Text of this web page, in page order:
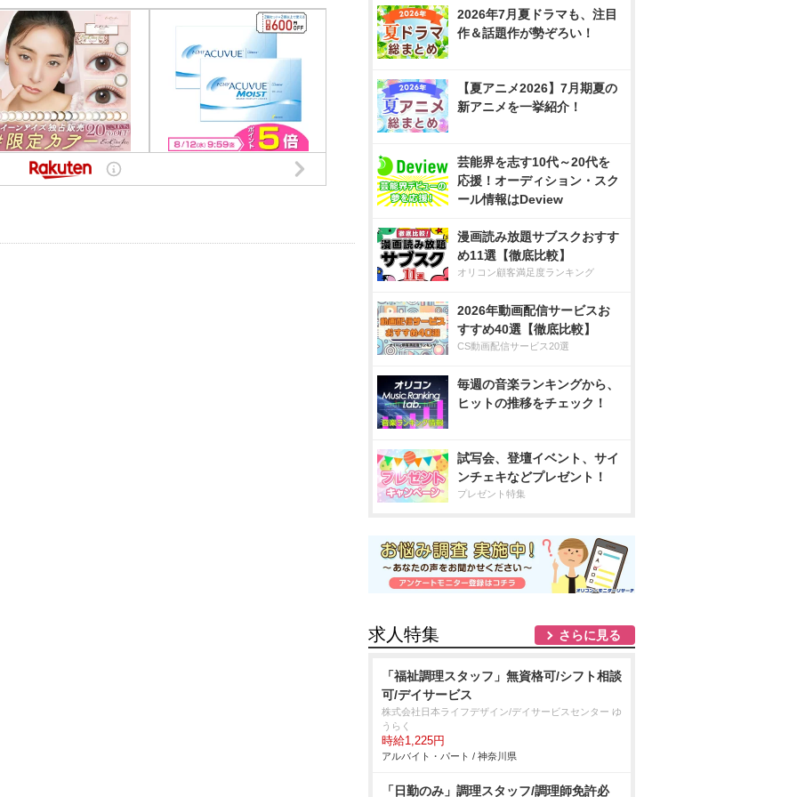
2026年7月夏ドラマも、注目
作＆話題作が勢ぞろい！
【夏アニメ2026】7月期夏の
新アニメを一挙紹介！
芸能界を志す10代～20代を
応援！オーディション・スク
ール情報はDeview
漫画読み放題サブスクおすす
め11選【徹底比較】
オリコン顧客満足度ランキング
2026年動画配信サービスお
すすめ40選【徹底比較】
CS動画配信サービス20選
毎週の音楽ランキングから、
ヒットの推移をチェック！
試写会、登壇イベント、サイ
ンチェキなどプレゼント！
プレゼント特集
求人特集 さらに見る
「福祉調理スタッフ」無資格可/シフト相談
可/デイサービス
株式会社日本ライフデザイン/デイサービスセンター ゆ
うらく
時給1,225円
アルバイト・パート / 神奈川県
「日勤のみ」調理スタッフ/調理師免許必